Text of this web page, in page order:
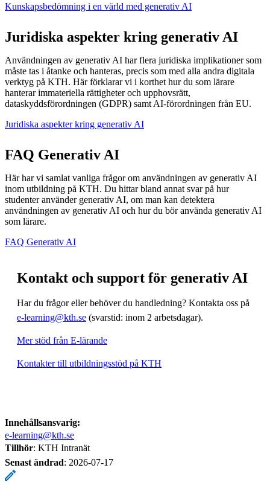
Kunskapsbedömning i en värld med generativ AI
Juridiska aspekter kring generativ AI
Användningen av generativ AI har flera juridiska implikationer som
måste tas i åtanke och hanteras, precis som med alla andra digitala
verktyg på KTH. Här förklarar vi i korthet hur du som lärare
hanterar immateriella rättigheter och upphovsrätt,
dataskyddsförordningen (GDPR) samt AI-förordningen från EU.
Juridiska aspekter kring generativ AI
FAQ Generativ AI
Här har vi samlat vanliga frågor om användningen av generativ AI
inom utbildning på KTH. Du hittar bland annat svar på hur
studenter använder generativ AI, om man kan detektera
användningen av generativ AI och hur du bör använda generativ AI
som lärare.
FAQ Generativ AI
Kontakt och support för generativ AI
Har du frågor eller behöver du handledning? Kontakta oss på
e-learning@kth.se (svarstid: inom 2 arbetsdagar).
Mer stöd från E-lärande
Kontakter till utbildningsstöd på KTH
Innehållsansvarig:
e-learning@kth.se
Tillhör: KTH Intranät
Senast ändrad: 2026-07-17